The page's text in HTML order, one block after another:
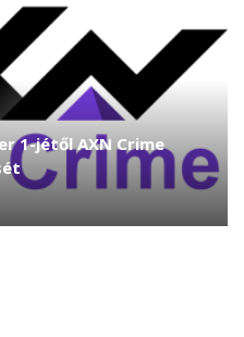
1-jétől AXN Crime